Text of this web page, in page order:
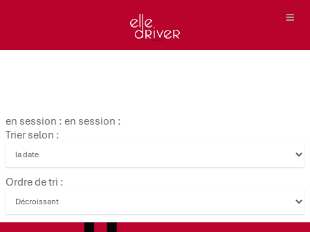
en session : en session :
Trier selon :
Ordre de tri :